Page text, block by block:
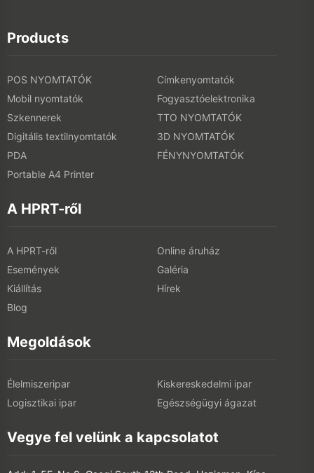
Products
POS NYOMTATÓK
Címkenyomtatók
Mobil nyomtatók
Fogyasztóelektronika
Szkennerek
TTO NYOMTATÓK
Digitális textilnyomtatók
3D NYOMTATÓK
PDA
FÉNYNYOMTATÓK
Portable A4 Printer
A HPRT-ről
A HPRT-ről
Online áruház
Események
Galéria
Kiállítás
Hírek
Blog
Megoldások
Élelmiszeripar
Kiskereskedelmi ipar
Logisztikai ipar
Egészségügyi ágazat
Vegye fel velünk a kapcsolatot